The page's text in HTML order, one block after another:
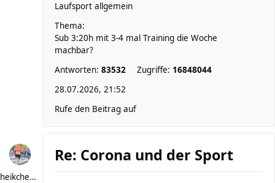
Laufsport allgemein
Thema:
Sub 3:20h mit 3-4 mal Training die Woche
machbar?
Antworten: 83532 Zugriffe: 16848044
28.07.2026, 21:52
Rufe den Beitrag auf
heikchen007
Re: Corona und der Sport